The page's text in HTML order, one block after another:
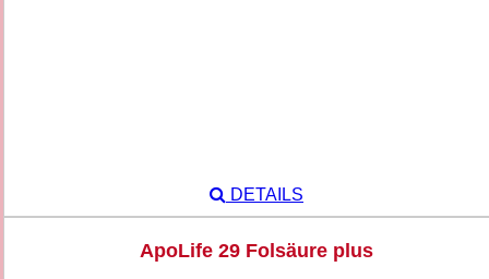
DETAILS
ApoLife 29 Folsäure plus